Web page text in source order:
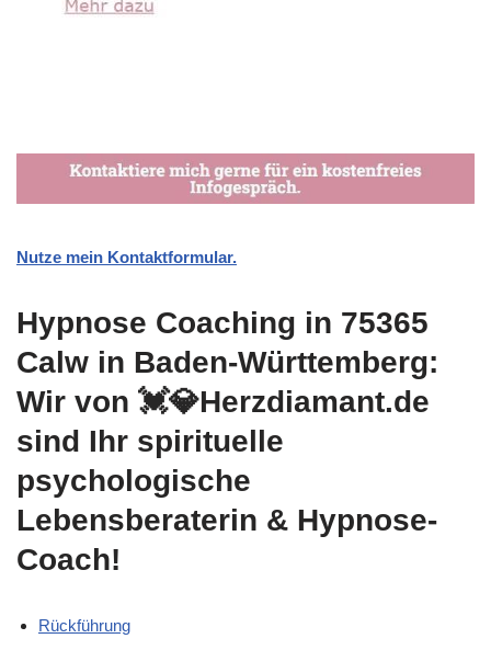
Nutze mein Kontaktformular.
Hypnose Coaching in 75365
Calw in Baden-Württemberg:
Wir von 💓️💎Herzdiamant.de
sind Ihr spirituelle
psychologische
Lebensberaterin & Hypnose-
Coach!
Rückführung